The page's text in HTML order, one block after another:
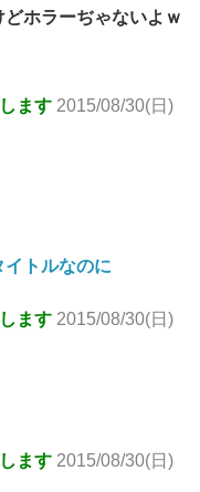
ホラーぢゃないよｗ
ます 2015/08/30(日)
イトルなのに
ます 2015/08/30(日)
ます 2015/08/30(日)